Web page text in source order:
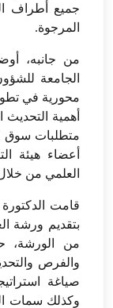
جميع أطراف
المرجوة.
من جانبه،
الجامعة
محورية في
أهمية
متطلبات سوق
أعضاء هيئة
العلمي من
قامت الدكتورة
من الورشة،
والفرص
صياغة
وكذلك سمات